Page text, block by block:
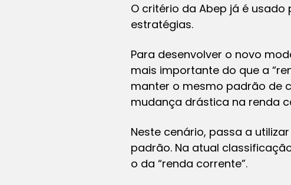
O critério da Abep já é
estratégias.
Para desenvolver o novo
mais importante do que a
manter o mesmo padrão de
mudança drástica na renda
Neste cenário, passa a
padrão. Na atual
o da “renda corrente”.